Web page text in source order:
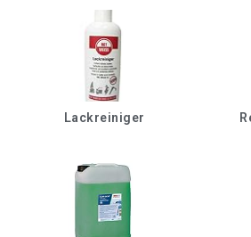
Lackreiniger